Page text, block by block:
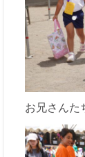
お兄さんた